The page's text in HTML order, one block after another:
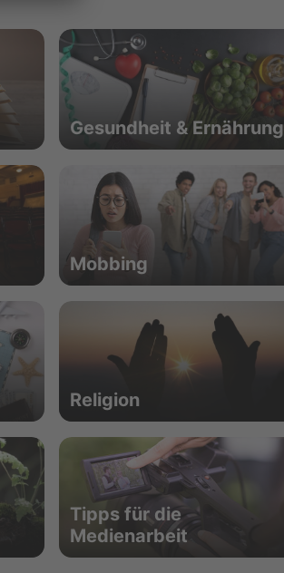
Gesundheit & Ernährung
Mobbing
Religion
Tipps für die
Medienarbeit